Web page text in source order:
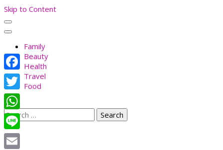
Skip to Content
Family
Beauty
Health
Travel
Food
Search
for:
Facebook
Twitter
WhatsApp
Line